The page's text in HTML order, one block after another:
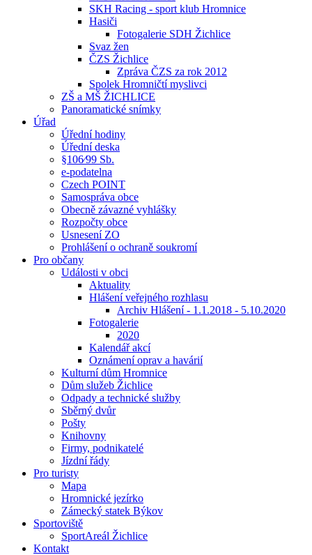
SKH Racing - sport klub Hromnice
Hasiči
Fotogalerie SDH Žichlice
Svaz žen
ČZS Žichlice
Zpráva ČZS za rok 2012
Spolek Hromničtí myslivci
ZŠ a MŠ ŽICHLICE
Panoramatické snímky
Úřad
Úřední hodiny
Úřední deska
§106⁄99 Sb.
e-podatelna
Czech POINT
Samospráva obce
Obecně závazné vyhlášky
Rozpočty obce
Usnesení ZO
Prohlášení o ochraně soukromí
Pro občany
Události v obci
Aktuality
Hlášení veřejného rozhlasu
Archiv Hlášení - 1.1.2018 - 5.10.2020
Fotogalerie
2020
Kalendář akcí
Oznámení oprav a havárií
Kulturní dům Hromnice
Dům služeb Žichlice
Odpady a technické služby
Sběrný dvůr
Pošty
Knihovny
Firmy, podnikatelé
Jízdní řády
Pro turisty
Mapa
Hromnické jezírko
Zámecký statek Býkov
Sportoviště
SportAreál Žichlice
Kontakt